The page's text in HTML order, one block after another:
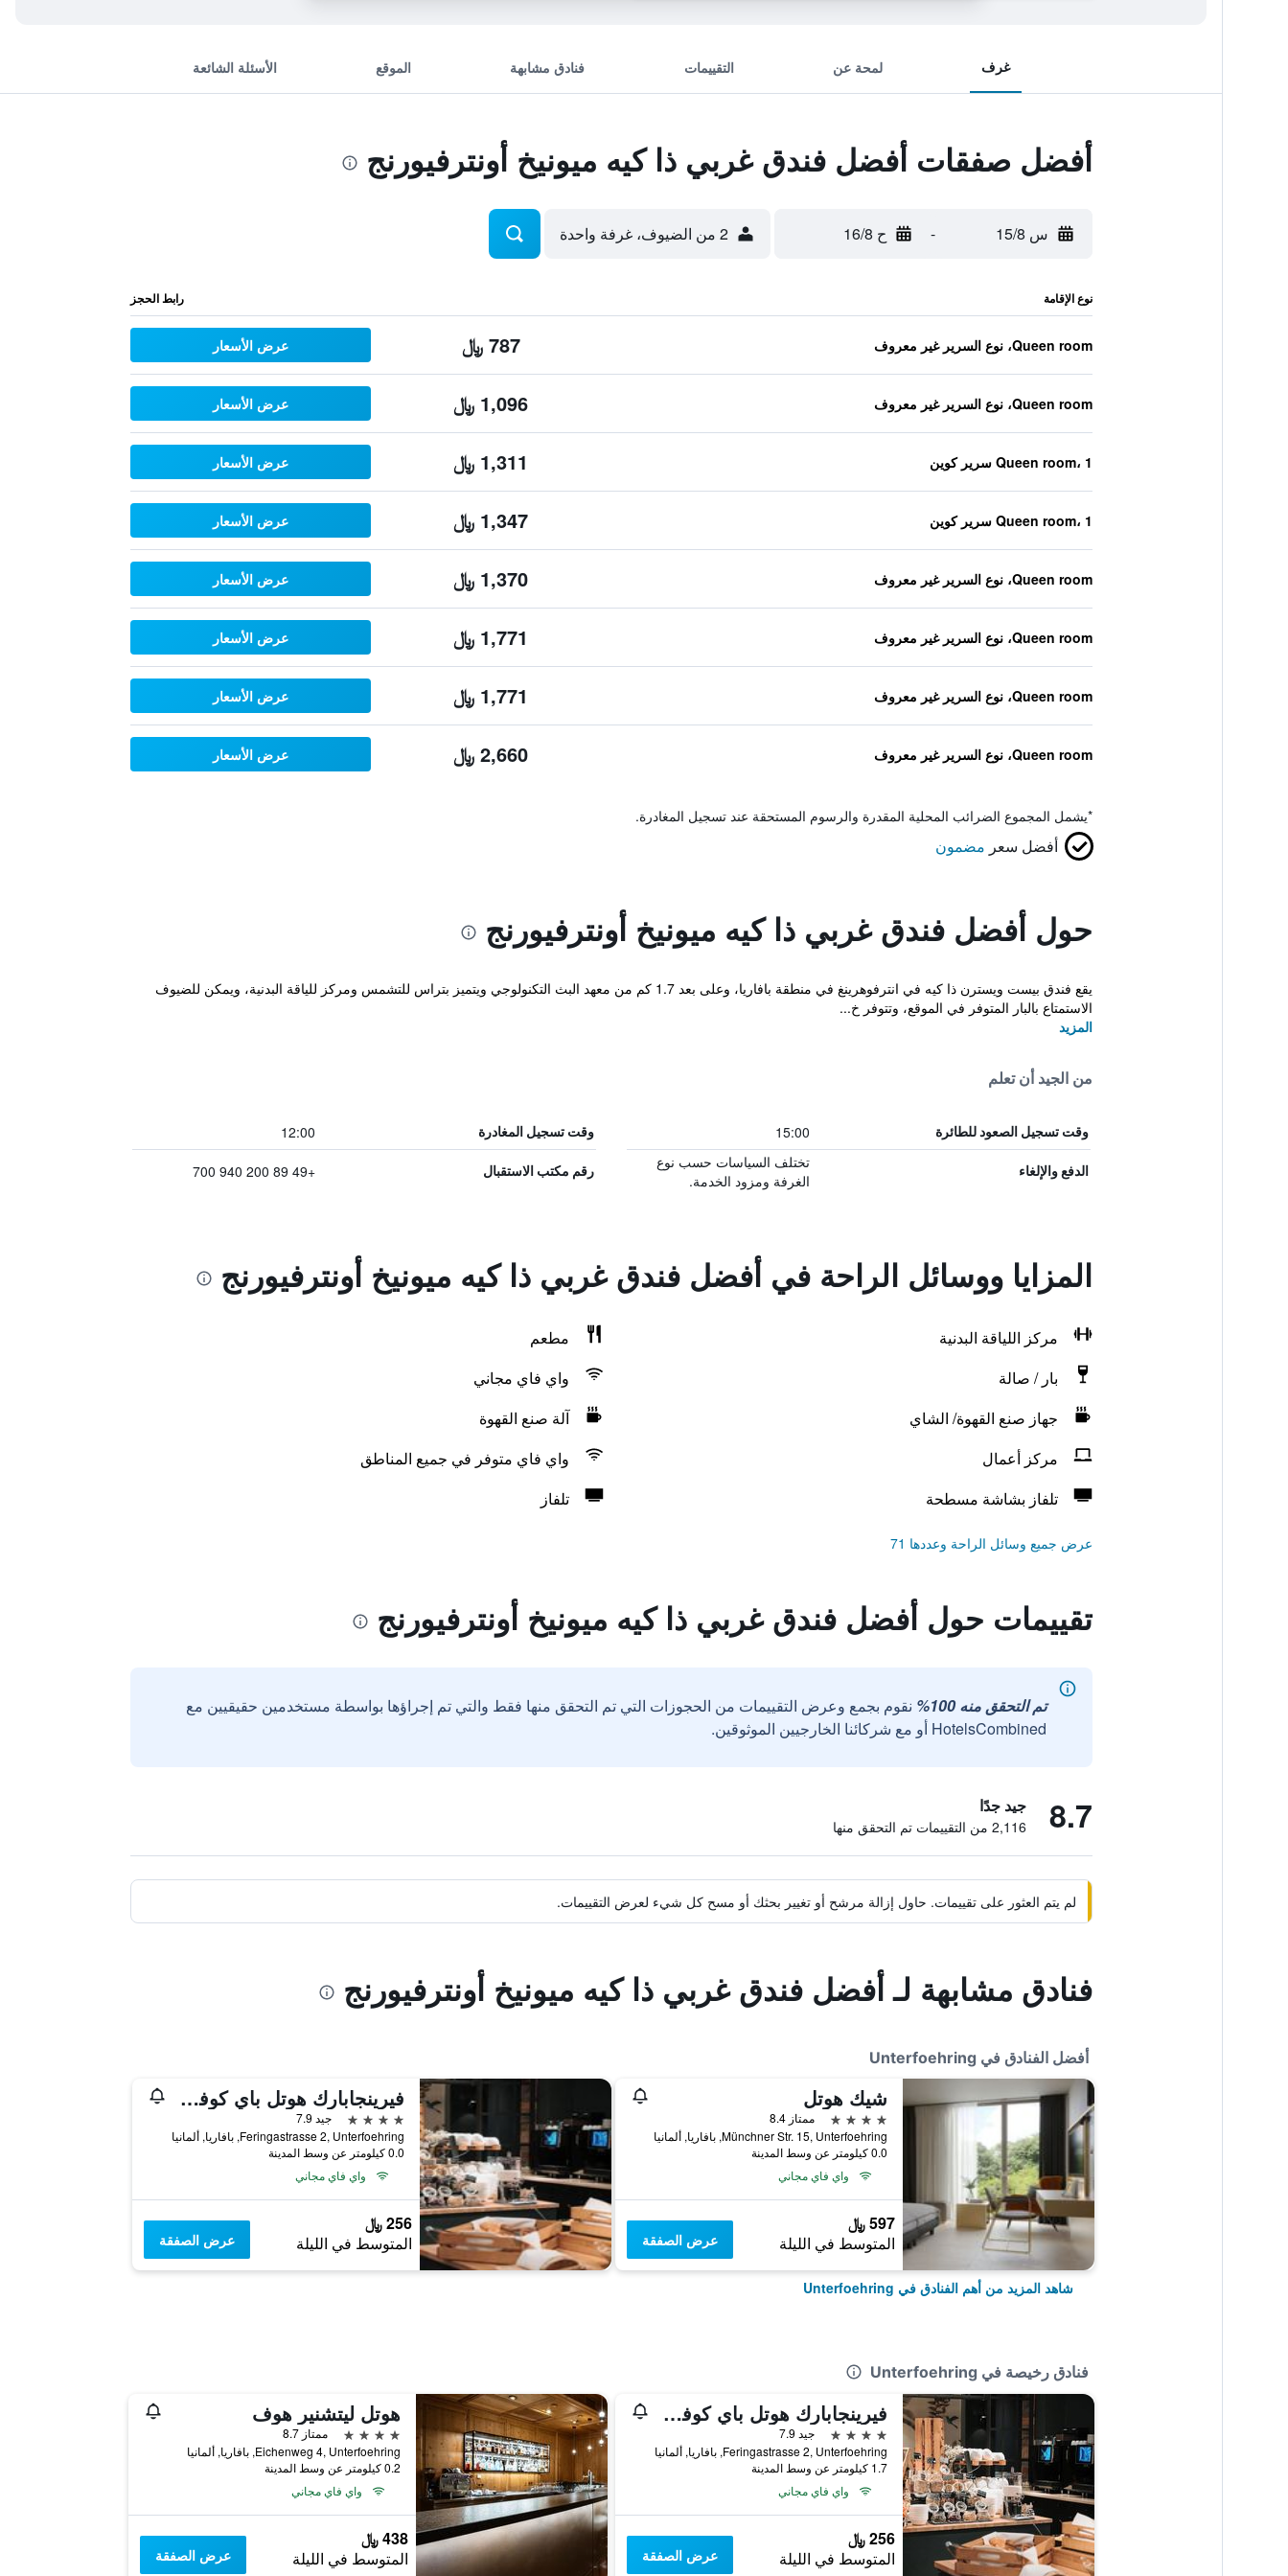
غرف لمحة عن التقييمات فنادق مشابهة الموقع الأسئلة الشائعة
أفضل صفقات أفضل فندق غربي ذا كيه ميونيخ أونترفيورنج
س 15/8 - ح 16/8 2 من الضيوف، غرفة واحدة
نوع الإقامة رابط الحجز
Queen room، نوع السرير غير معروف 787 ﷼ عرض الأسعار
Queen room، نوع السرير غير معروف 1,096 ﷼ عرض الأسعار
Queen room، 1 سرير كوين 1,311 ﷼ عرض الأسعار
Queen room، 1 سرير كوين 1,347 ﷼ عرض الأسعار
Queen room، نوع السرير غير معروف 1,370 ﷼ عرض الأسعار
Queen room، نوع السرير غير معروف 1,771 ﷼ عرض الأسعار
Queen room، نوع السرير غير معروف 1,771 ﷼ عرض الأسعار
Queen room، نوع السرير غير معروف 2,660 ﷼ عرض الأسعار
*يشمل المجموع الضرائب المحلية المقدرة والرسوم المستحقة عند تسجيل المغادرة.
أفضل سعر مضمون
حول أفضل فندق غربي ذا كيه ميونيخ أونترفيورنج
يقع فندق بيست ويسترن ذا كيه في انترفوهرينغ في منطقة بافاريا، وعلى بعد 1.7 كم من معهد البث التكنولوجي ويتميز بتراس للتشمس ومركز للياقة البدنية، ويمكن للضيوف
الاستمتاع بالبار المتوفر في الموقع، وتتوفر خ...
المزيد
من الجيد أن تعلم
وقت تسجيل الصعود للطائرة 15:00 وقت تسجيل المغادرة 12:00
الدفع والإلغاء
تختلف السياسات حسب نوع
الغرفة ومزود الخدمة.
رقم مكتب الاستقبال +49 89 200 940 700
المزايا ووسائل الراحة في أفضل فندق غربي ذا كيه ميونيخ أونترفيورنج
مركز اللياقة البدنية
مطعم
بار / صالة
واي فاي مجاني
جهاز صنع القهوة/ الشاي
آلة صنع القهوة
مركز أعمال
واي فاي متوفر في جميع المناطق
تلفاز بشاشة مسطحة
تلفاز
عرض جميع وسائل الراحة وعددها 71
تقييمات حول أفضل فندق غربي ذا كيه ميونيخ أونترفيورنج
تم التحقق منه 100%
نقوم بجمع وعرض التقييمات من الحجوزات التي تم التحقق منها فقط والتي تم إجراؤها بواسطة مستخدمين حقيقيين مع
HotelsCombined أو مع شركائنا الخارجيين الموثوقين.
8.7 جيد جدًا
2,116 من التقييمات تم التحقق منها
لم يتم العثور على تقييمات. حاول إزالة مرشح أو تغيير بحثك أو مسح كل شيء لعرض التقييمات.
فنادق مشابهة لـ أفضل فندق غربي ذا كيه ميونيخ أونترفيورنج
أفضل الفنادق في Unterfoehring
شيك هوتل
4 نجوم
ممتاز 8.4
Münchner Str. 15, Unterfoehring, بافاريا, ألمانيا
0.0 كيلومتر عن وسط المدينة
واي فاي مجاني
597 ﷼
المتوسط في الليلة عرض الصفقة
فيرينجابارك هوتل باي كوفي فيلوز هوتلز
4 نجوم
جيد 7.9
Feringastrasse 2, Unterfoehring, بافاريا, ألمانيا
0.0 كيلومتر عن وسط المدينة
واي فاي مجاني
256 ﷼
المتوسط في الليلة عرض الصفقة
شاهد المزيد من أهم الفنادق في Unterfoehring
فنادق رخيصة في Unterfoehring
فيرينجابارك هوتل باي كوفي فيلوز هوتلز
4 نجوم
جيد 7.9
Feringastrasse 2, Unterfoehring, بافاريا, ألمانيا
1.7 كيلومتر عن وسط المدينة
واي فاي مجاني
256 ﷼
المتوسط في الليلة عرض الصفقة
هوتل ليتشنير هوف
4 نجوم
ممتاز 8.7
Eichenweg 4, Unterfoehring, بافاريا, ألمانيا
0.2 كيلومتر عن وسط المدينة
واي فاي مجاني
438 ﷼
المتوسط في الليلة عرض الصفقة